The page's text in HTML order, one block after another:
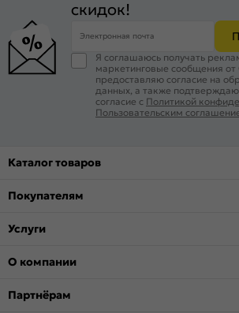
скидок!
Электронная почта
Я соглашаюсь получать
маркетинговые сообщения
предоставляю согласие на
данных, а также
согласие с Политикой
Пользовательским
Каталог товаров
Покупателям
Услуги
О компании
Партнёрам